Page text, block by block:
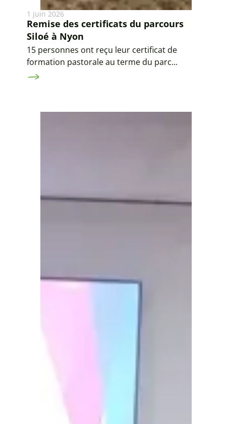
1 juin 2026
Remise des certificats du parcours
Siloé à Nyon
15 personnes ont reçu leur certificat de
formation pastorale au terme du parc...